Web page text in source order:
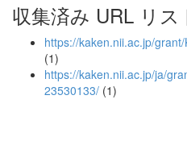
収集済み URL リス
https://kaken.nii.ac.jp/
(1)
https://kaken.nii.ac.jp/ja/
23530133/ (1)